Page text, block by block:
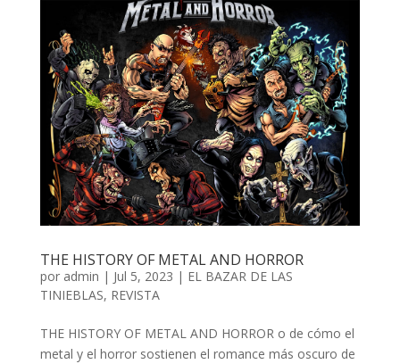
THE HISTORY OF METAL AND HORROR
por admin | Jul 5, 2023 | EL BAZAR DE LAS
TINIEBLAS, REVISTA
THE HISTORY OF METAL AND HORROR o de cómo el
metal y el horror sostienen el romance más oscuro de